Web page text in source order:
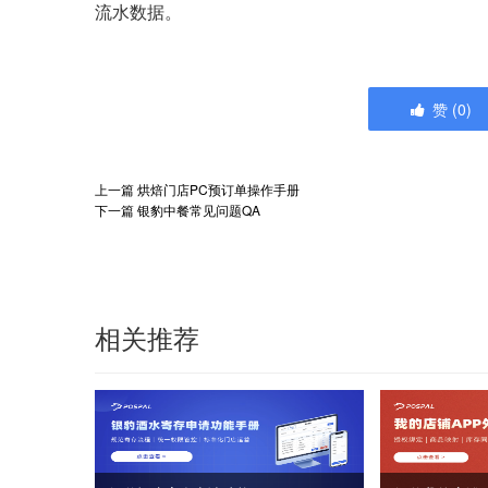
流水数据。
赞 (0)
上一篇烘焙门店PC预订单操作手册
下一篇银豹中餐常见问题QA
相关推荐